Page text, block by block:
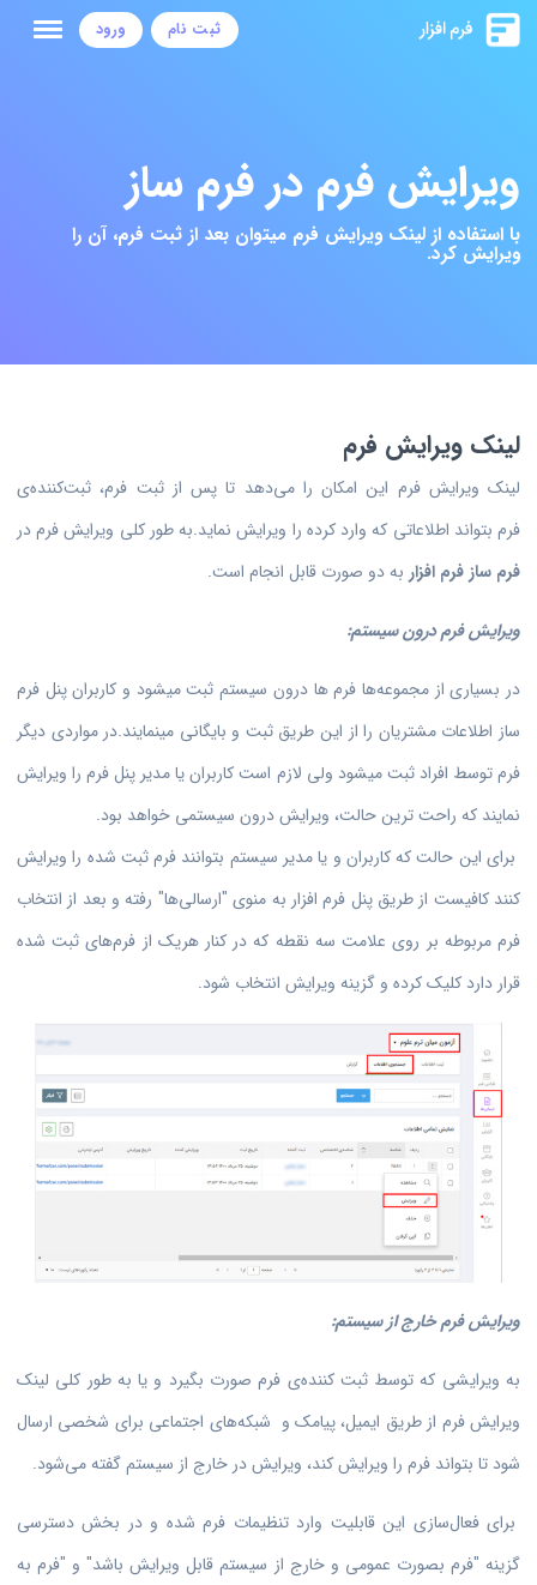
ثبت نام ورود
ویرایش فرم در فرم ساز
با استفاده از لینک ویرایش فرم میتوان بعد از ثبت فرم، آن را
ویرایش کرد.
لینک ویرایش فرم
لینک ویرایش فرم این امکان را می‌دهد تا پس از ثبت فرم، ثبت‌کننده‌ی
فرمبتواند اطلاعاتی که وارد کرده را ویرایش نماید.به طور کلی ویرایش فرم در
فرم ساز فرم افزار به دو صورت قابل انجام است.
ویرایش فرم درون سیستم:
در بسیاری از مجموعه‌ها فرم ها درون سیستم ثبت میشود و کاربران پنل فرم
ساز اطلاعات مشتریان را از این طریق ثبت و بایگانی مینمایند.در مواردی دیگر
فرم توسط افراد ثبت میشود ولی لازم است کاربران یا مدیر پنل فرم را ویرایش
نمایند که راحت ترین حالت، ویرایش درون سیستمی خواهد بود.
برای این حالت که کاربران و یا مدیر سیستم بتوانند فرم ثبت شده را ویرایش
کنند کافیست از طریق پنل فرم افزار به منوی "ارسالی‌ها" رفته و بعد از انتخاب
فرم مربوطه بر روی علامت سه نقطه که در کنار هریک از فرم‌های ثبت شده
قرار دارد کلیک کرده و گزینه ویرایش انتخاب شود.
ویرایش فرم خارج از سیستم:
به ویرایشی که توسط ثبت کننده‌ی فرم صورت بگیرد و یا به طور کلی لینک
ویرایش فرم از طریق ایمیل، پیامک و شبکه‌های اجتماعی برای شخصی ارسال
شود تا بتواند فرم را ویرایش کند، ویرایش در خارج از سیستم گفته می‌شود.
برای فعال‌سازی این قابلیت وارد تنظیمات فرم شده و در بخش دسترسی
گزینه "فرم بصورت عمومی و خارج از سیستم قابل ویرایش باشد" و "فرم به